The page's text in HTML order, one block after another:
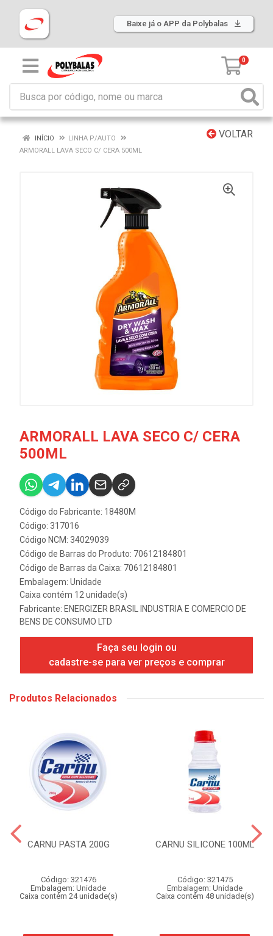
Baixe já o APP da Polybalas
0
VOLTAR
INÍCIO
LINHA P/AUTO
ARMORALL LAVA SECO C/ CERA 500ML
ARMORALL LAVA SECO C/ CERA
500ML
Código do Fabricante: 18480M
Código: 317016
Código NCM: 34029039
Código de Barras do Produto: 70612184801
Código de Barras da Caixa: 70612184801
Embalagem: Unidade
Caixa contém 12 unidade(s)
Fabricante: ENERGIZER BRASIL INDUSTRIA E COMERCIO DE
BENS DE CONSUMO LTD
Faça seu login ou
cadastre-se para ver preços e comprar
Produtos Relacionados
CARNU PASTA 200G
Código: 321476
Embalagem: Unidade
Caixa contém 24 unidade(s)
CARNU SILICONE 100ML
Código: 321475
Embalagem: Unidade
Caixa contém 48 unidade(s)